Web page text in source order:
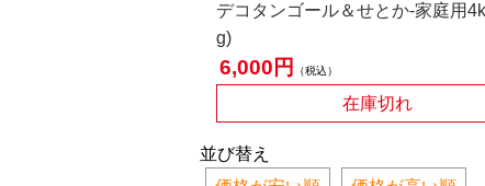
デコタンゴール＆せとか-家庭用
g)
6,000 税込
在庫切れ
並び替え